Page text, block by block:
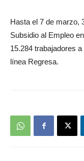
Hasta el 7 de marzo,
Subsidio al Empleo
15.284 trabajadores
línea Regresa.